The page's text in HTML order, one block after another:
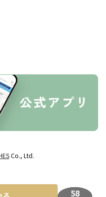
58
Co., Ltd.